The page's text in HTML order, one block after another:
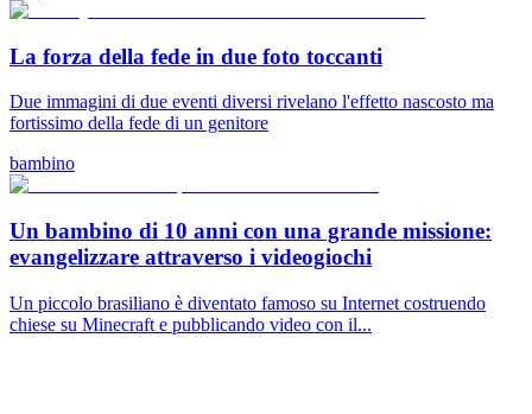
La forza della fede in due foto toccanti
Due immagini di due eventi diversi rivelano l'effetto nascosto ma
fortissimo della fede di un genitore
bambino
Un bambino di 10 anni con una grande missione:
evangelizzare attraverso i videogiochi
Un piccolo brasiliano è diventato famoso su Internet costruendo
chiese su Minecraft e pubblicando video con il...